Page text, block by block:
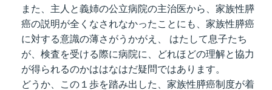
また、主人と義姉の公立病院の主治医から、家族性膵
癌の説明が全くなされなかったことにも、家族性膵癌
に対する意識の薄さがうかがえ、 はたして息子たち
が、検査を受ける際に病院に、どれほどの理解と協力
が得られるのかははなはだ疑問ではあります。
どうか、この１歩を踏み出した、家族性膵癌制度が着